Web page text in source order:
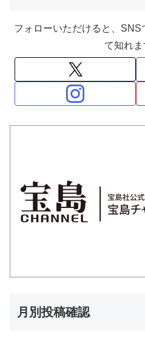
フォローいただけると、
て知れま
月別投稿確認